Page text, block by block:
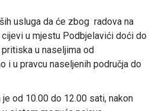
usluga da će zbog radova na
u mjestu Podbjelavići doći do
u naseljima od
i u pravcu naseljenih područja do
od 10.00 do 12.00 sati, nakon